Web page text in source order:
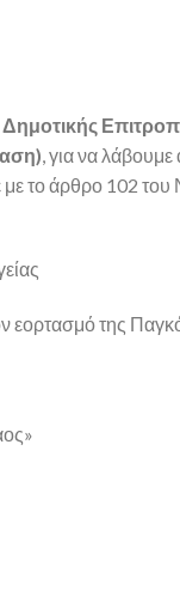
, για να
το άρθρο 102
εορτασμό της